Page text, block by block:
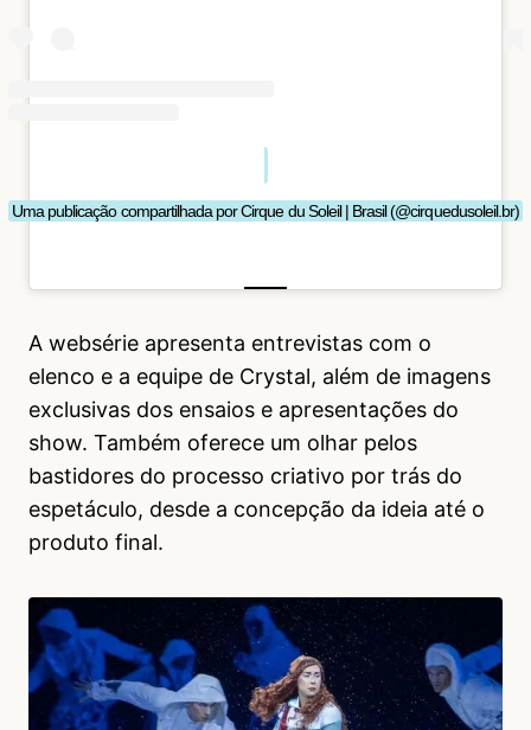
Uma publicação compartilhada por Cirque du Soleil | Brasil (@cirquedusoleil.br)
A websérie apresenta entrevistas com o
elenco e a equipe de Crystal, além de imagens
exclusivas dos ensaios e apresentações do
show. Também oferece um olhar pelos
bastidores do processo criativo por trás do
espetáculo, desde a concepção da ideia até o
produto final.